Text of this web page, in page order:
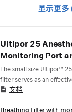
显示更多
Ultipor 25
Monitoring Port
The small size Ultipor™
filter serves as an
patients, staff, and the
文档
Breathing Filter with